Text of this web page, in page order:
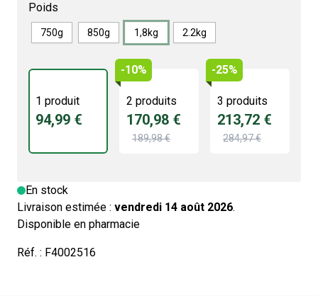
Poids
750g 850g 1,8kg 2.2kg
1 produit
94,99 €
-10%
2 produits
170,98 €
189,98 €
-25%
3 produits
213,72 €
284,97 €
En stock
Livraison estimée : vendredi 14 août 2026.
Disponible en pharmacie
Réf. : F4002516